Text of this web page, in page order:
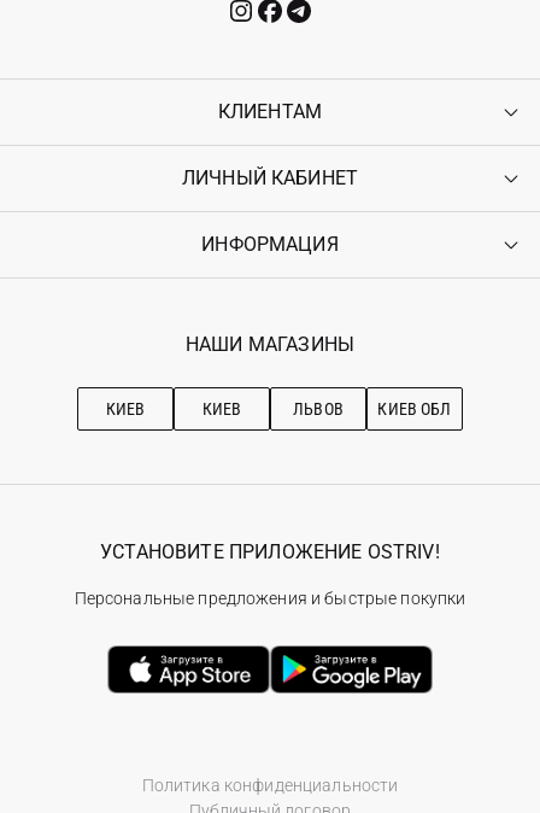
КЛИЕНТАМ
Контакты
Возврат
Гарантия
ЛИЧНЫЙ КАБИНЕТ
Войти
Ostriv Club+
ИНФОРМАЦИЯ
Наши магазини
Рекомендации по уходу
НАШИ МАГАЗИНЫ
КИЕВ КИЕВ ЛЬВОВ КИЕВ ОБЛ
Политика конфиденциальности
УСТАНОВИТЕ ПРИЛОЖЕНИЕ OSTRIV!
Персональные предложения и быстрые покупки